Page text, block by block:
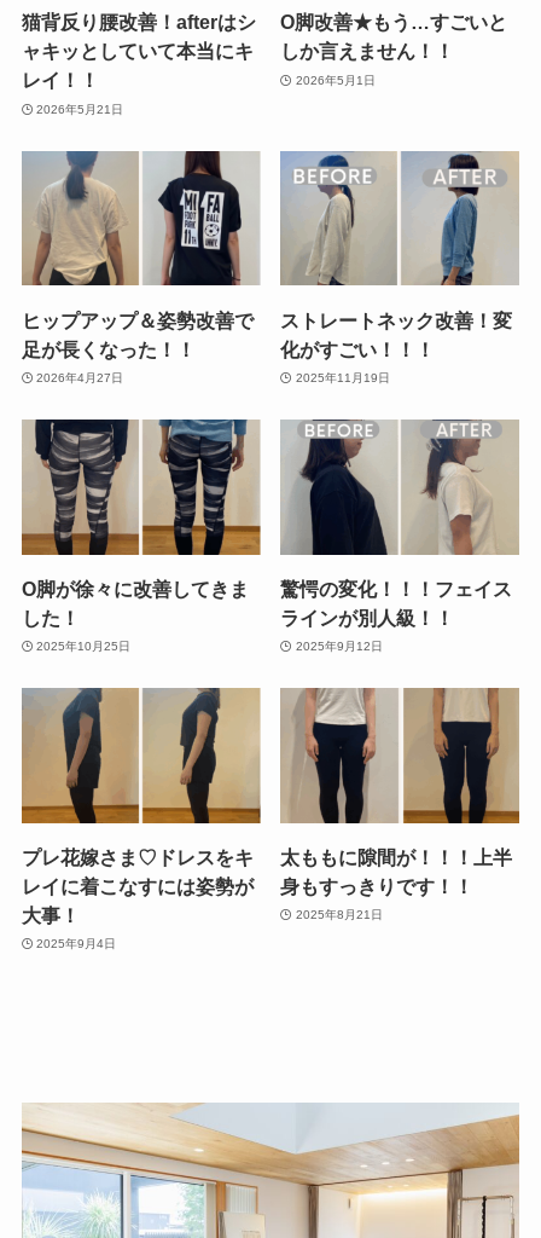
猫背反り腰改善！afterはシ
ャキッとしていて本当にキ
レイ！！
2026年5月21日
O脚改善★もう…すごいと
しか言えません！！
2026年5月1日
ヒップアップ＆姿勢改善で
足が長くなった！！
2026年4月27日
ストレートネック改善！変
化がすごい！！！
2025年11月19日
O脚が徐々に改善してきま
した！
2025年10月25日
驚愕の変化！！！フェイス
ラインが別人級！！
2025年9月12日
プレ花嫁さま♡ドレスをキ
レイに着こなすには姿勢が
大事！
2025年9月4日
太ももに隙間が！！！上半
身もすっきりです！！
2025年8月21日